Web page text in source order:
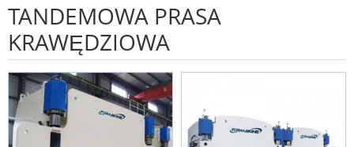
TANDEMOWA PRASA
KRAWĘDZIOWA